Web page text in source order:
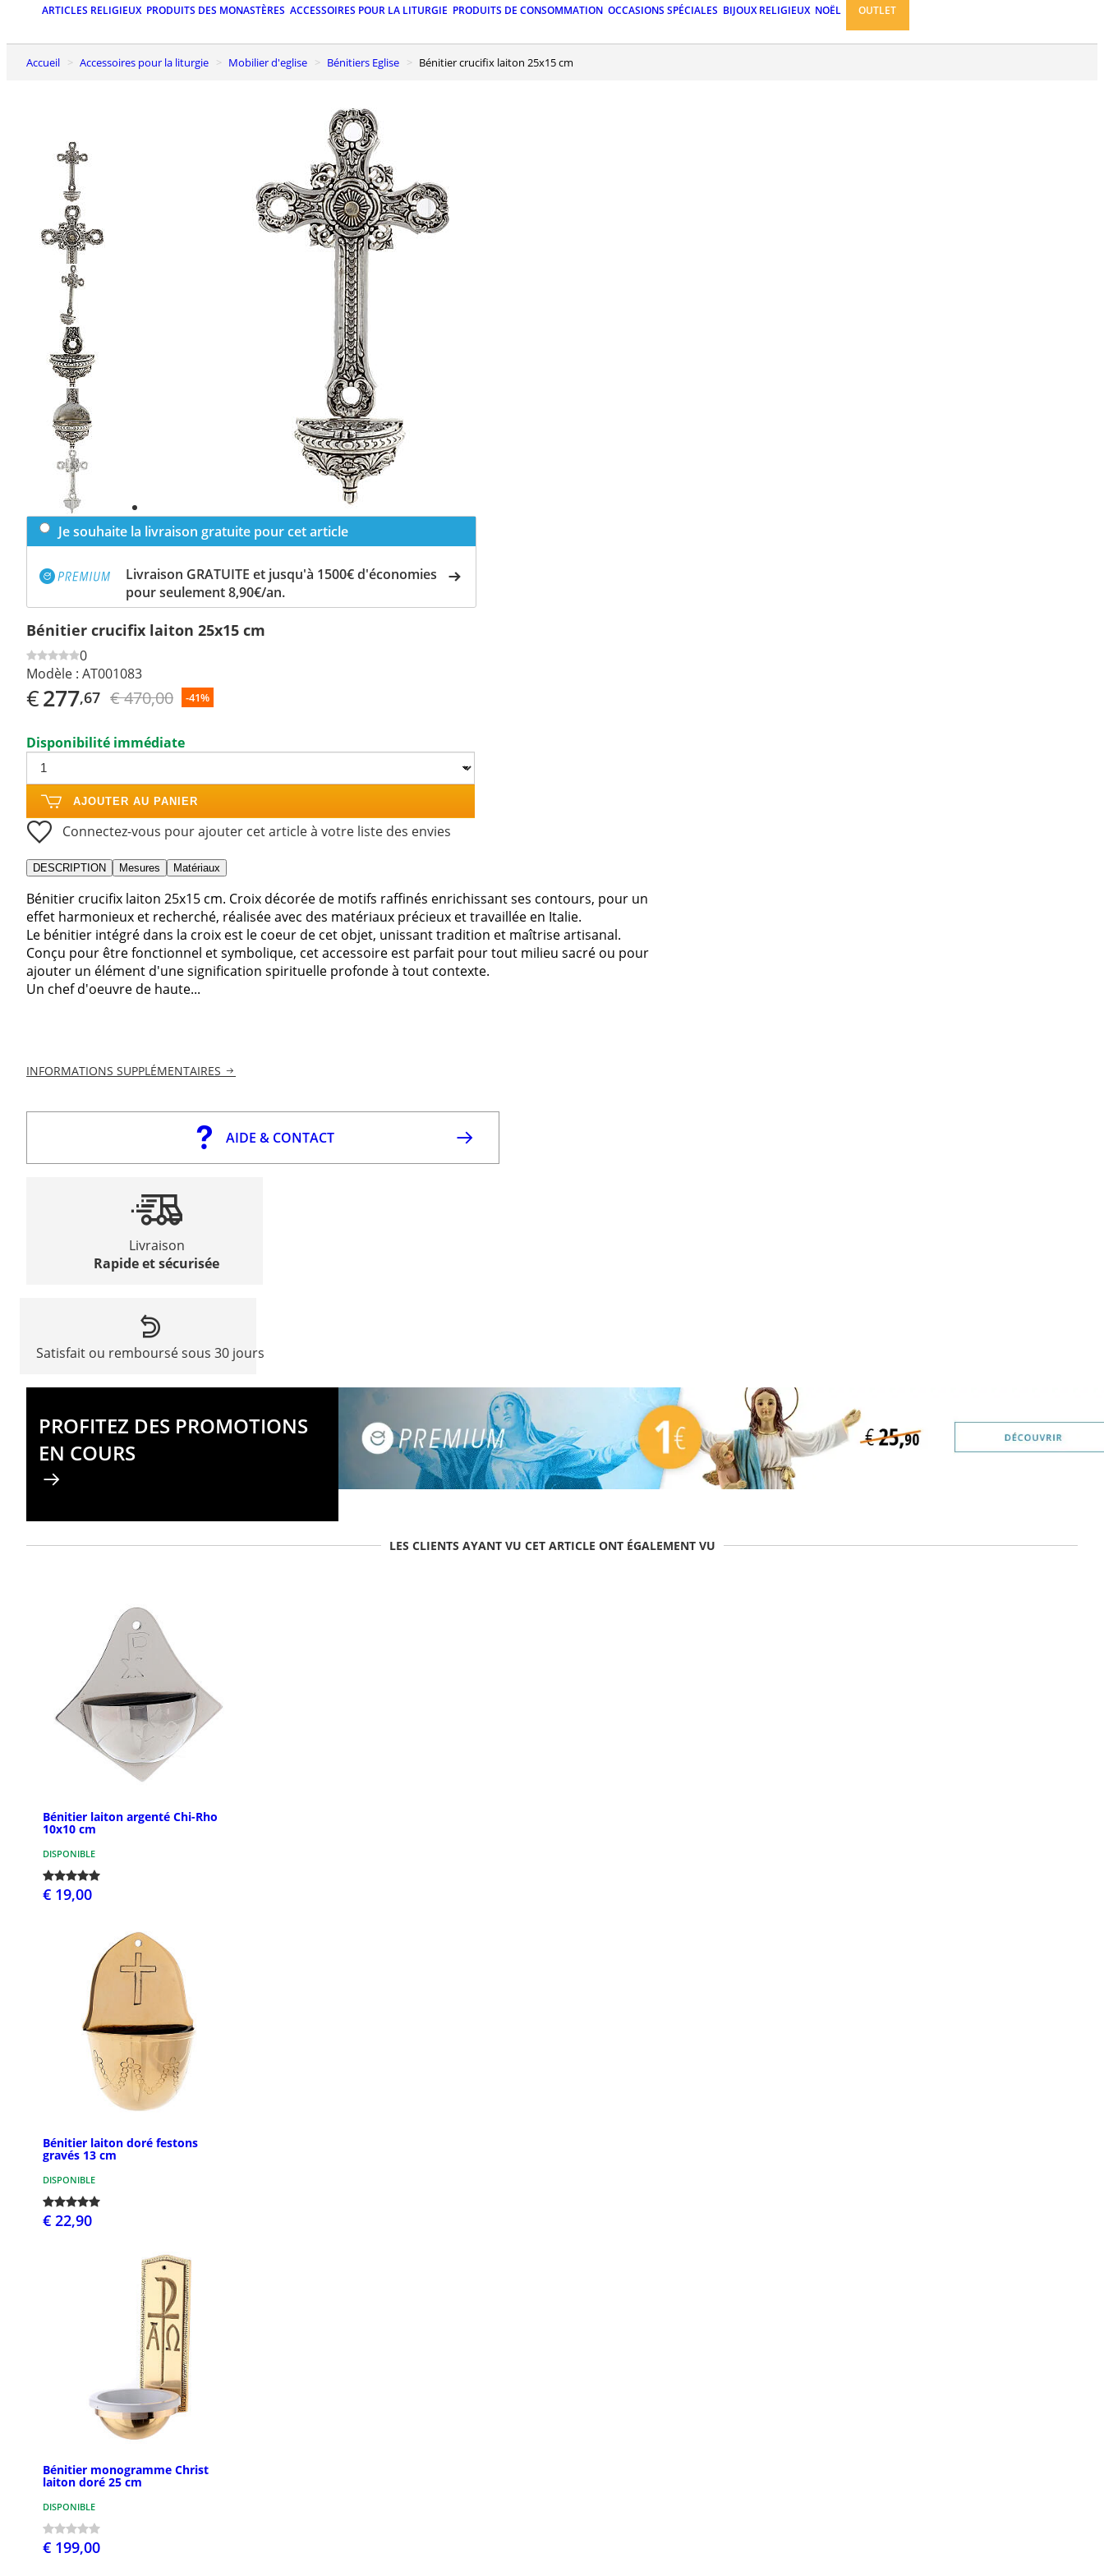
ARTICLES RELIGIEUX PRODUITS DES MONASTÈRES ACCESSOIRES POUR LA LITURGIE PRODUITS DE CONSOMMATION OCCASIONS SPÉCIALES BIJOUX RELIGIEUX NOËL OUTLET
Accueil Accessoires pour la liturgie Mobilier d'eglise Bénitiers Eglise Bénitier crucifix laiton 25x15 cm
Previous
slide
Next
slide
Je souhaite la livraison gratuite pour cet article
Livraison GRATUITE et jusqu'à 1500€ d'économies
pour seulement 8,90€/an.
Bénitier crucifix laiton 25x15 cm
0
Modèle : AT001083
€277,67 € 470,00 -41%
Disponibilité immédiate
AJOUTER AU PANIER
Connectez-vous pour ajouter cet article à votre liste des envies
DESCRIPTION Mesures Matériaux
Bénitier crucifix laiton 25x15 cm. Croix décorée de motifs raffinés enrichissant ses contours, pour un
effet harmonieux et recherché, réalisée avec des matériaux précieux et travaillée en Italie.
Le bénitier intégré dans la croix est le coeur de cet objet, unissant tradition et maîtrise artisanal.
Conçu pour être fonctionnel et symbolique, cet accessoire est parfait pour tout milieu sacré ou pour
ajouter un élément d'une signification spirituelle profonde à tout contexte.
Un chef d'oeuvre de haute...
INFORMATIONS SUPPLÉMENTAIRES
AIDE & CONTACT
Livraison
Rapide et sécurisée
Satisfait ou remboursé sous 30 jours
PROFITEZ DES PROMOTIONS
EN COURS
LES CLIENTS AYANT VU CET ARTICLE ONT ÉGALEMENT VU
Bénitier laiton argenté Chi-Rho
10x10 cm
DISPONIBLE
€ 19,00
Bénitier laiton doré festons
gravés 13 cm
DISPONIBLE
€ 22,90
Bénitier monogramme Christ
laiton doré 25 cm
DISPONIBLE
€ 199,00